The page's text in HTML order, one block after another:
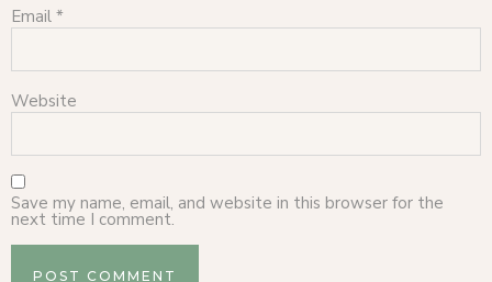
Email *
Website
Save my name, email, and website in this browser for the
next time I comment.